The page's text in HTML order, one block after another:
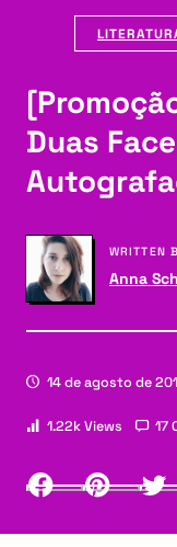
Duas
WRITTEN
Anna
14 de agosto de
1.22k Views 17
Facebook